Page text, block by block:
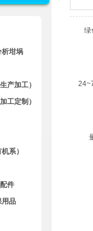
析坩埚
产加工）
工定制）
系）
件
用品